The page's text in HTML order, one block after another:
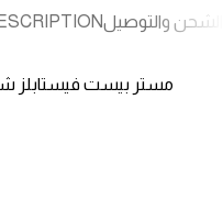
الشحن والتوصيل
مستر بيست فيستابلز شوكولاتة